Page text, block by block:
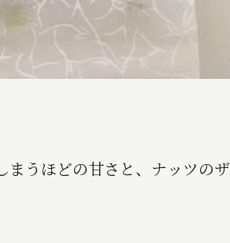
まうほどの甘さと、ナッツのザ